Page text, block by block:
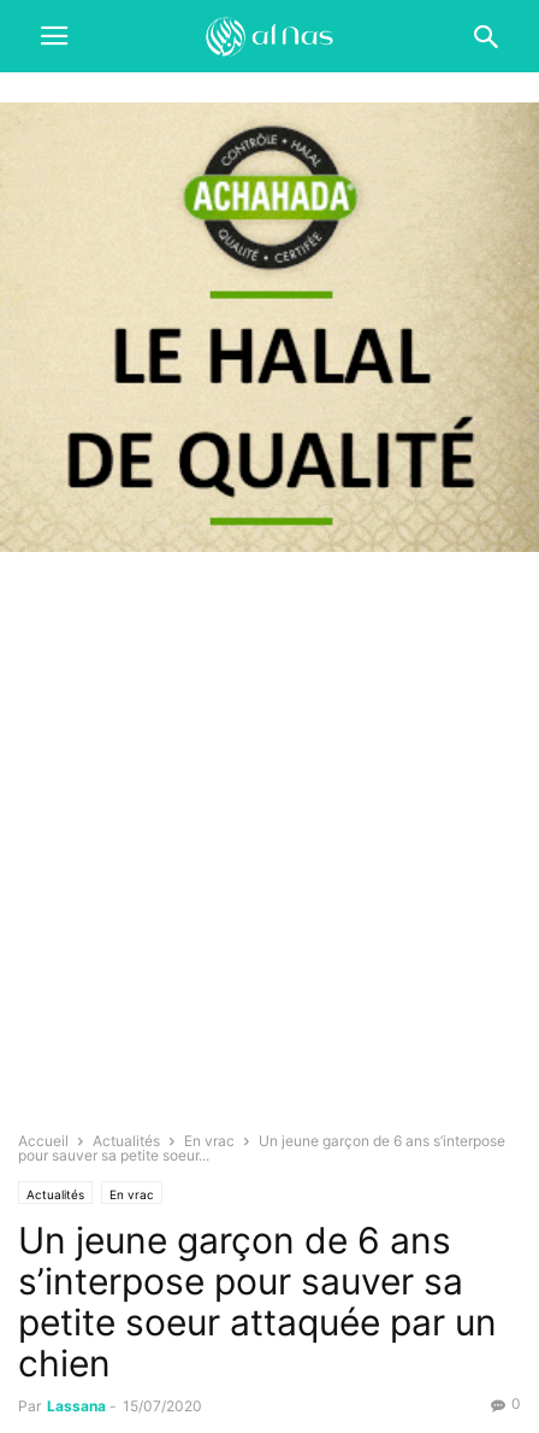
Accueil Actualités En vrac
Un jeune garçon de 6 ans s’interpose
pour sauver sa petite soeur...
Actualités En vrac
Un jeune garçon de 6 ans
s’interpose pour sauver sa
petite soeur attaquée par un
chien
Par Lassana - 15/07/2020 0